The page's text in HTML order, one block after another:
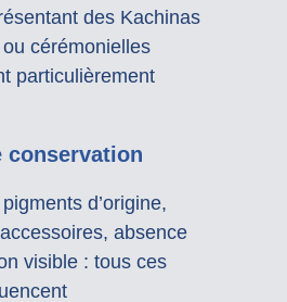
des Kachinas
cérémonielles
particulièrement
conservation
d’origine,
absence
visible : tous ces